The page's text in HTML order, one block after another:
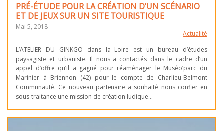
PRÉ-ÉTUDE POUR LA CRÉATION D’UN SCÉNARIO
ET DE JEUX SUR UN SITE TOURISTIQUE
Mai 5, 2018
Actualité
L’ATELIER DU GINKGO dans la Loire est un bureau d’études
paysagiste et urbaniste. Il nous a contactés dans le cadre d’un
appel d’offre qu’il a gagné pour réaménager le Muséo’parc du
Marinier à Briennon (42) pour le compte de Charlieu-Belmont
Communauté. Ce nouveau partenaire a souhaité nous confier en
sous-traitance une mission de création ludique…